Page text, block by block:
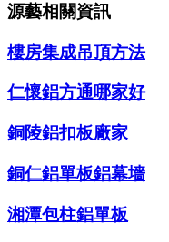
源藝相關資訊
樓房集成吊頂方法
仁懷鋁方通哪家好
銅陵鋁扣板廠家
銅仁鋁單板鋁幕墻
湘潭包柱鋁單板